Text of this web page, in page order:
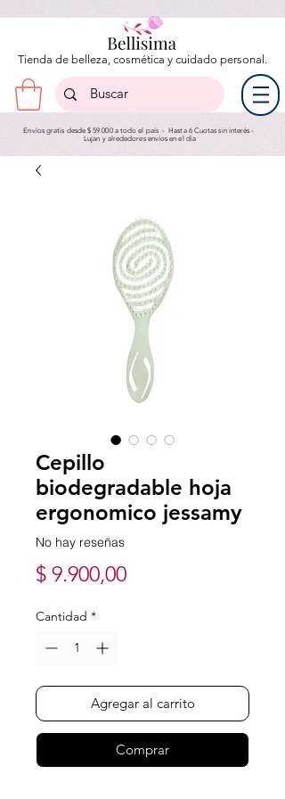
Tienda de belleza, cosmética y cuidado personal.
Envíos gratis desde $ 59.000 a todo el país - Hasta 6 Cuotas sin interés -
Lujan y alrededores envíos en el día
Cepillo
biodegradable hoja
ergonomico jessamy
No hay reseñas
$ 9.900,00Precio
Cantidad *
Agregar al carrito
Comprar